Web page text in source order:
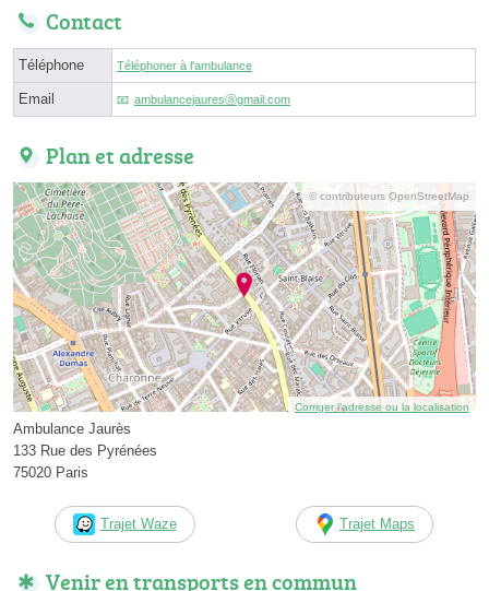
Contact
Téléphone Téléphoner à l'ambulance
Email ambulancejauresⓐgmail.com
Plan et adresse
© contributeurs OpenStreetMap
Corriger l’adresse ou la localisation
Ambulance Jaurès
133 Rue des Pyrénées
75020 Paris
Trajet Waze Trajet Maps
Venir en transports en commun